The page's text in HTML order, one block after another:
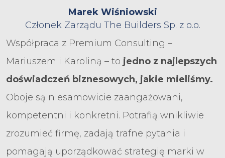
Marek Wiśniowski
Członek Zarządu The Builders Sp. z o.o.
Współpraca z Premium Consulting –
Mariuszem i Karoliną – to jedno z najlepszych
doświadczeń biznesowych, jakie mieliśmy.
Oboje są niesamowicie zaangażowani,
kompetentni i konkretni. Potrafią wnikliwie
zrozumieć firmę, zadają trafne pytania i
pomagają uporządkować strategię marki w